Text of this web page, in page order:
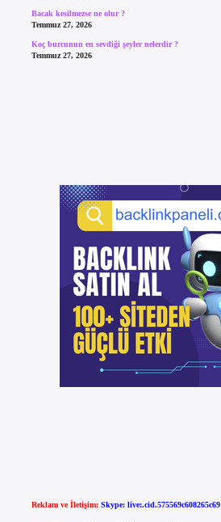
Bacak kesilmezse ne olur ?
Temmuz 27, 2026
Koç burcunun en sevdiği şeyler nelerdir ?
Temmuz 27, 2026
Reklam ve İletişim: Skype: live:.cid.575569c608265c69